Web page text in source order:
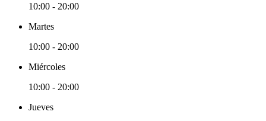
10:00 - 20:00
Martes
10:00 - 20:00
Miércoles
10:00 - 20:00
Jueves